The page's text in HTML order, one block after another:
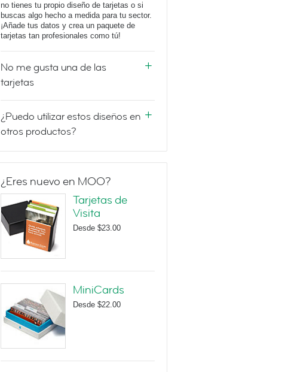
no tienes tu propio diseño de tarjetas o si
buscas algo hecho a medida para tu sector.
¡Añade tus datos y crea un paquete de
tarjetas tan profesionales como tú!
No me gusta una de las
tarjetas
¿Puedo utilizar estos diseños en
otros productos?
¿Eres nuevo en MOO?
Tarjetas de
Visita
Desde $23.00
MiniCards
Desde $22.00